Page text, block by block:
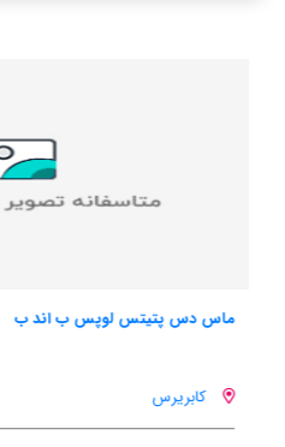
ویلا این کابریرس د ایگس
کابریرس